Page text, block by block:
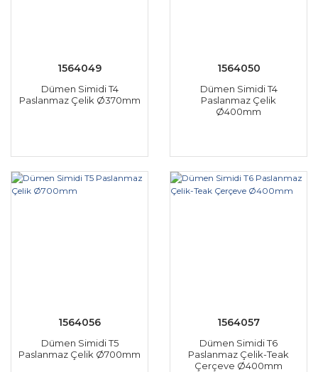
1564049
Dümen Simidi T4
Paslanmaz Çelik Ø370mm
1564050
Dümen Simidi T4
Paslanmaz Çelik
Ø400mm
1564056
Dümen Simidi T5
Paslanmaz Çelik Ø700mm
1564057
Dümen Simidi T6
Paslanmaz Çelik-Teak
Çerçeve Ø400mm